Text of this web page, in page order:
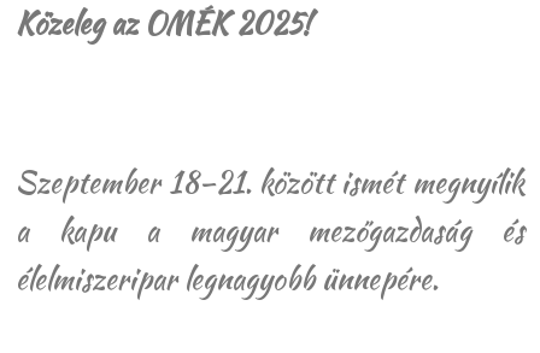
Közeleg az OMÉK 2025!
Szeptember 18–21. között ismét megnyílik
a kapu a magyar mezőgazdaság és
élelmiszeripar legnagyobb ünnepére.